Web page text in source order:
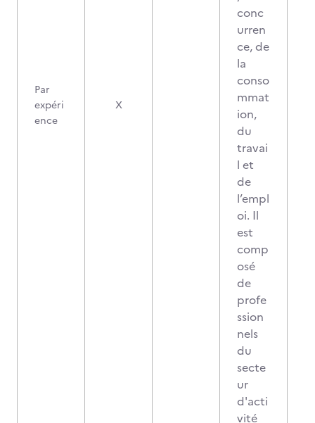
Par
expéri
ence
X
conc
urren
ce, de
la
conso
mmat
ion,
du
travai
l et
de
l’empl
oi. Il
est
comp
osé
de
profe
ssion
nels
du
secte
ur
d'acti
vité